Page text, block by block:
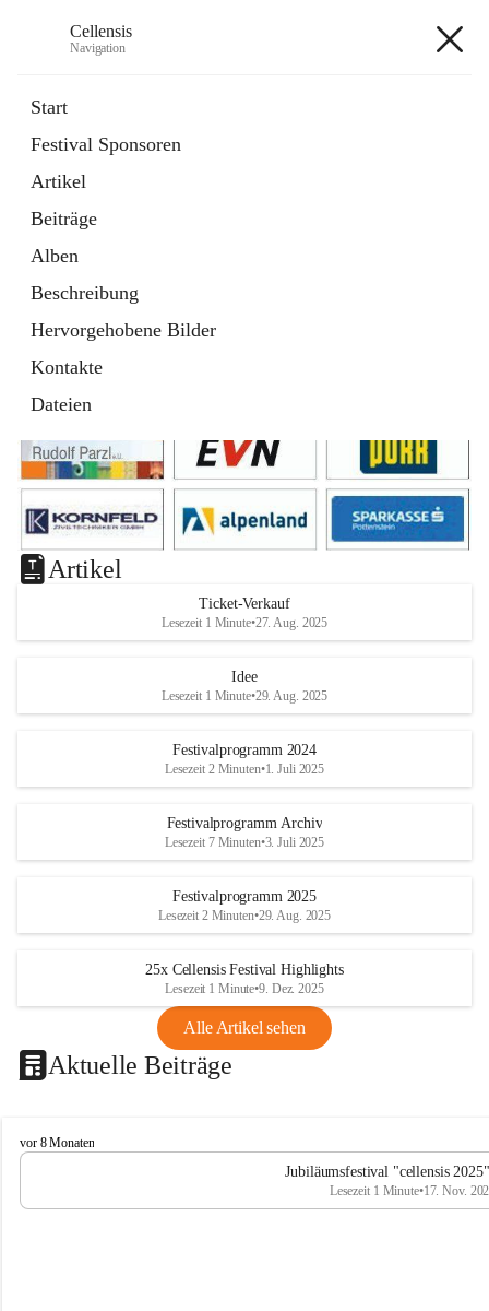
Cellensis
Navigation
Start
Festival Sponsoren
Artikel
Beiträge
Alben
Beschreibung
Hervorgehobene Bilder
Kontakte
Dateien
Festival Sponsoren
Artikel
Ticket-Verkauf
Lesezeit 1 Minute•27. Aug. 2025
Idee
Lesezeit 1 Minute•29. Aug. 2025
Festivalprogramm 2024
Lesezeit 2 Minuten•1. Juli 2025
Festivalprogramm Archiv
Lesezeit 7 Minuten•3. Juli 2025
Festivalprogramm 2025
Lesezeit 2 Minuten•29. Aug. 2025
25x Cellensis Festival Highlights
Lesezeit 1 Minute•9. Dez. 2025
Alle Artikel sehen
Aktuelle Beiträge
C
e
l
vor 8 Monaten
Jubiläumsfestival "cellensis
Lesezeit 1 Minute•17. Nov.